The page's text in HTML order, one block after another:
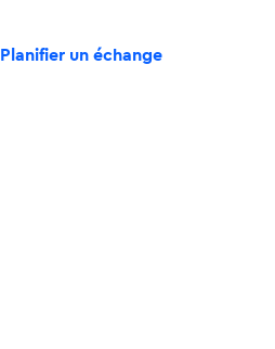
Planifier un échange